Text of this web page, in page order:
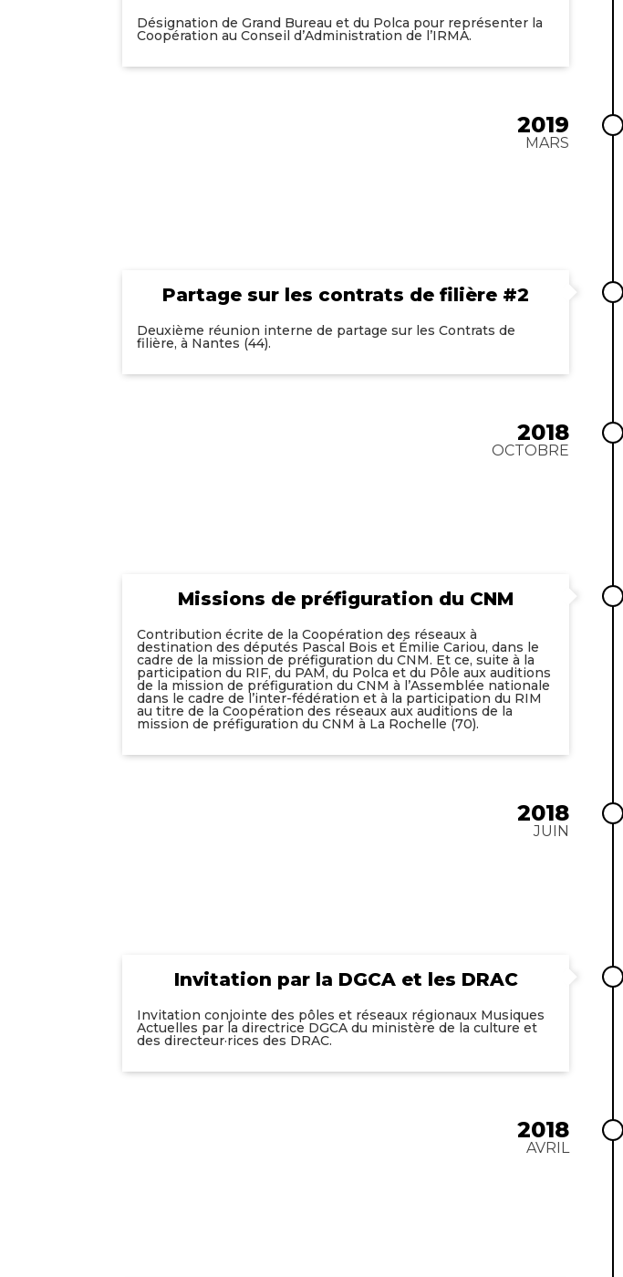
Désignation de Grand Bureau et du Polca pour représenter la
Coopération au Conseil d’Administration de l’IRMA.
2019
MARS
Partage sur les contrats de filière #2
Deuxième réunion interne de partage sur les Contrats de
filière, à Nantes (44).
2018
OCTOBRE
Missions de préfiguration du CNM
Contribution écrite de la Coopération des réseaux à
destination des députés Pascal Bois et Émilie Cariou, dans le
cadre de la mission de préfiguration du CNM. Et ce, suite à la
participation du RIF, du PAM, du Polca et du Pôle aux auditions
de la mission de préfiguration du CNM à l’Assemblée nationale
dans le cadre de l’inter-fédération et à la participation du RIM
au titre de la Coopération des réseaux aux auditions de la
mission de préfiguration du CNM à La Rochelle (70).
2018
JUIN
Invitation par la DGCA et les DRAC
Invitation conjointe des pôles et réseaux régionaux Musiques
Actuelles par la directrice DGCA du ministère de la culture et
des directeur·rices des DRAC.
2018
AVRIL